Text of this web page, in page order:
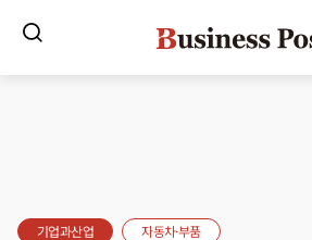
기업과산업 자동차·부품